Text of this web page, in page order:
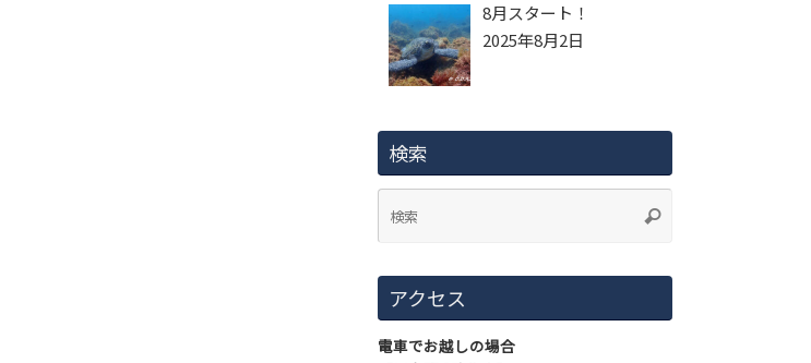
8月スタート！
2025年8月2日
検索
アクセス
電車でお越しの場合